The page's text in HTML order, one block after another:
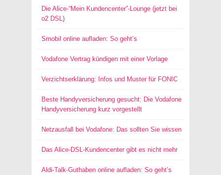
Die Alice-“Mein Kundencenter”-Lounge (jetzt bei
o2 DSL)
Smobil online aufladen: So geht’s
Vodafone Vertrag kündigen mit einer Vorlage
Verzichtserklärung: Infos und Muster für FONIC
Beste Handyversicherung gesucht: Die Vodafone
Handyversicherung kurz vorgestellt
Netzausfall bei Vodafone: Das sollten Sie wissen
Das Alice-DSL-Kundencenter gibt es nicht mehr
Aldi-Talk-Guthaben online aufladen: So geht’s